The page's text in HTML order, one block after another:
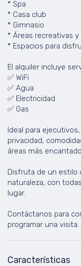
* Spa
* Casa club
* Gimnasio
* Áreas recreativas y
* Espacios para
El alquiler incluye
✅ WiFi
✅ Agua
✅ Electricidad
✅ Gas
Ideal para
privacidad,
áreas más
Disfruta de un estilo
naturaleza, con
lugar.
Contáctanos para
programar una visita.
Características